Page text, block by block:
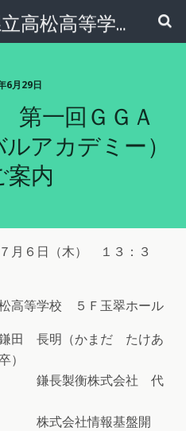
公式：香川県立高松高等学校 同窓会 玉翠会本部
6月29日
一回ＧＧＡ
アカデミー）
案内
月６日（木） １３：３
高等学校 ５Ｆ玉翠ホール
田 長明（かまだ たけあ
）
式会社 代
報基盤開